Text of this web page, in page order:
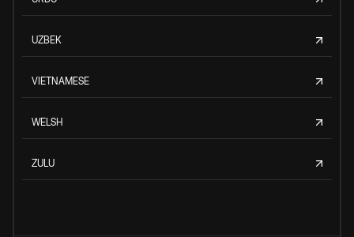
UZBEK
VIETNAMESE
WELSH
ZULU